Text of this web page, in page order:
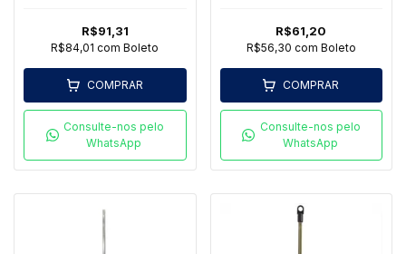
R$91,31
R$84,01com Boleto
COMPRAR
Consulte-nos pelo
WhatsApp
R$61,20
R$56,30 com Boleto
COMPRAR
Consulte-nos pelo
WhatsApp